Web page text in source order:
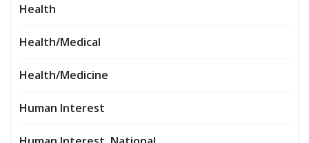
Health
Health/Medical
Health/Medicine
Human Interest